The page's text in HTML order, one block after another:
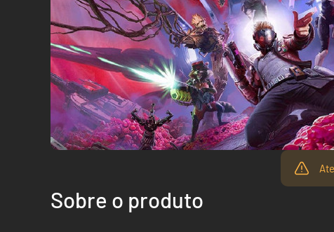
Sobre o produto